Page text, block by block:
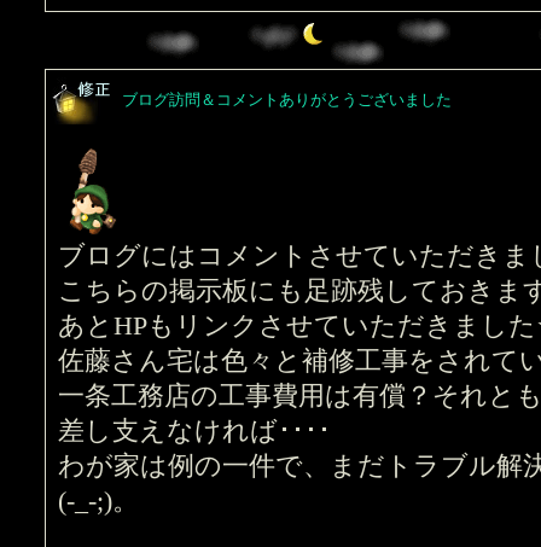
ブログ訪問＆コメントありがとうございました
ブログにはコメントさせていただきま
こちらの掲示板にも足跡残しておきま
あとHPもリンクさせていただきまし
佐藤さん宅は色々と補修工事をされて
一条工務店の工事費用は有償？それと
差し支えなければ････
わが家は例の一件で、まだトラブル解
(-_-;)。